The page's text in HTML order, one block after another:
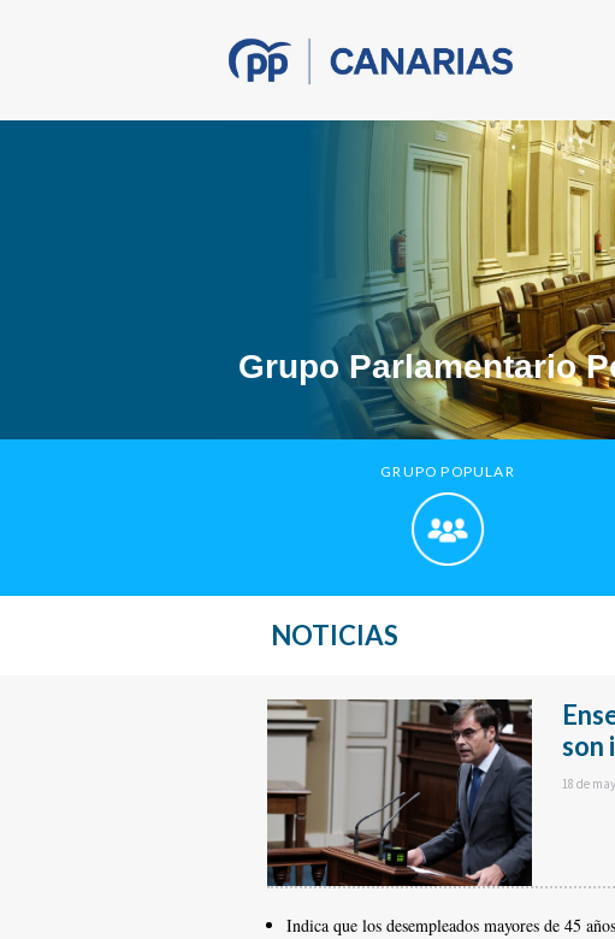
Grupo Parlamentario
GRUPO POPULAR
NOTICIAS
son
18 de
Indica que los desempleados mayores de 45